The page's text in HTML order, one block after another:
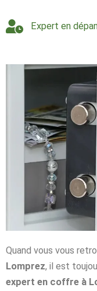
Expert en
Quand vous vous
Lomprez, il est
expert en coffre à